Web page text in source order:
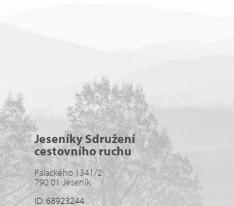
Jeseníky Sdružení
cestovního ruchu
Palackého 1341/2
790 01 Jeseník
ID: 68923244